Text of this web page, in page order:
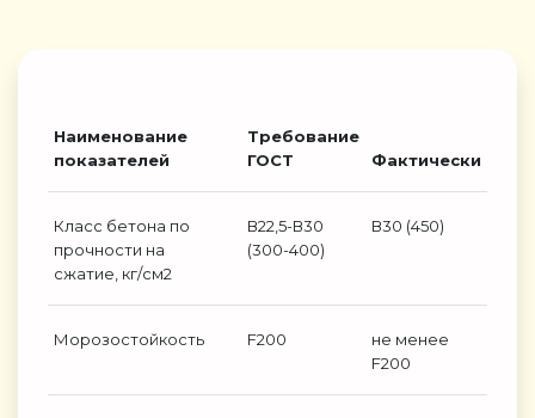
Наименование
показателей
Требование
ГОСТ
Фактически
Класс бетона по
прочности на
сжатие, кг/см2
В22,5-В30
(300-400)
В30 (450)
Морозостойкость F200
не менее
F200